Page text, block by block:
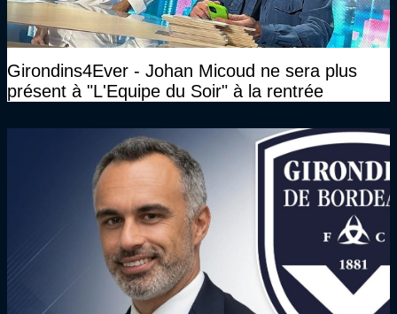
Girondins4Ever - Johan Micoud ne sera plus
présent à "L'Equipe du Soir" à la rentrée